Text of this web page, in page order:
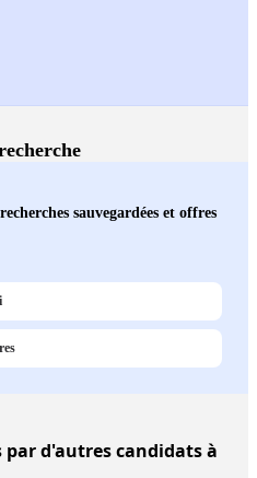
sauvegardées et offres
par d'autres candidats à